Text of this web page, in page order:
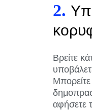
2.
Βρείτε
αφήσετε